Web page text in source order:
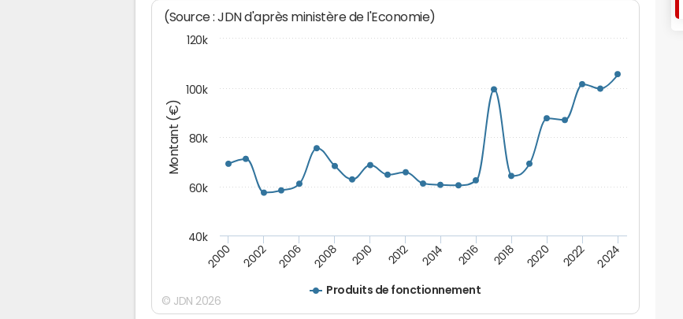
Montant (€)
(Source : JDN d'après ministère de l'Economie)
Produits de fonctionnement
2000 2002 2006 2008 2010 2012 2014 2016 2018 2020 2022 2024
60k
80k
100k
40k
120k
© JDN 2026